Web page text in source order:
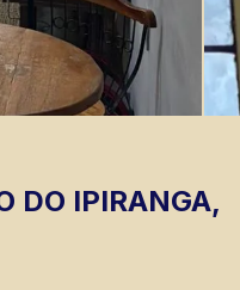
DO IPIRANGA,